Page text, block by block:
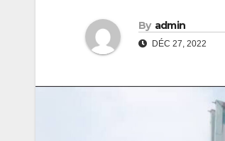
By admin
DÉC 27, 2022